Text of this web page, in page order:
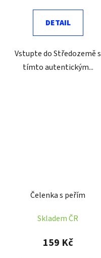
DETAIL
Vstupte do Středozemě s
tímto autentickým...
Čelenka s peřím
Skladem ČR
159 Kč